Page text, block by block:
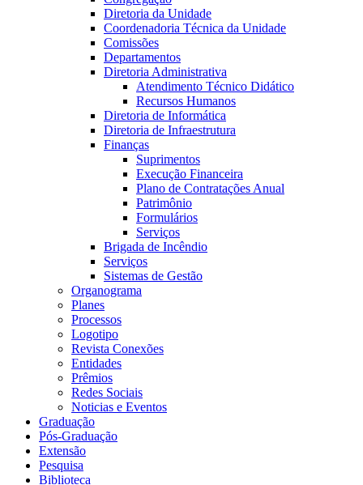
Diretoria da Unidade
Coordenadoria Técnica da Unidade
Comissões
Departamentos
Diretoria Administrativa
Atendimento Técnico Didático
Recursos Humanos
Diretoria de Informática
Diretoria de Infraestrutura
Finanças
Suprimentos
Execução Financeira
Plano de Contratações Anual
Patrimônio
Formulários
Serviços
Brigada de Incêndio
Serviços
Sistemas de Gestão
Organograma
Planes
Processos
Logotipo
Revista Conexões
Entidades
Prêmios
Redes Sociais
Noticias e Eventos
Graduação
Pós-Graduação
Extensão
Pesquisa
Biblioteca